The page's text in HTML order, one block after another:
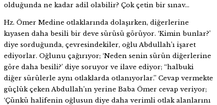
olduğunda ne kadar adil olabilir? Çok çetin bir sınav…
Hz. Ömer Medine otlaklarında dolaşırken, diğerlerine
kıyasen daha besili bir deve sürüsü görüyor. ‘Kimin bunlar?’
diye sorduğunda, çevresindekiler, oğlu Abdullah’ı işaret
ediyorlar. Oğlunu çağırıyor; ‘Neden senin sürün diğerlerine
göre daha besili?’ diye soruyor ve ilave ediyor; “halbuki
diğer sürülerle aynı otlaklarda otlanıyorlar.” Cevap vermekte
güçlük çeken Abdullah’ın yerine Baba Ömer cevap veriyor;
‘Çünkü halifenin oğlusun diye daha verimli otlak alanlarını